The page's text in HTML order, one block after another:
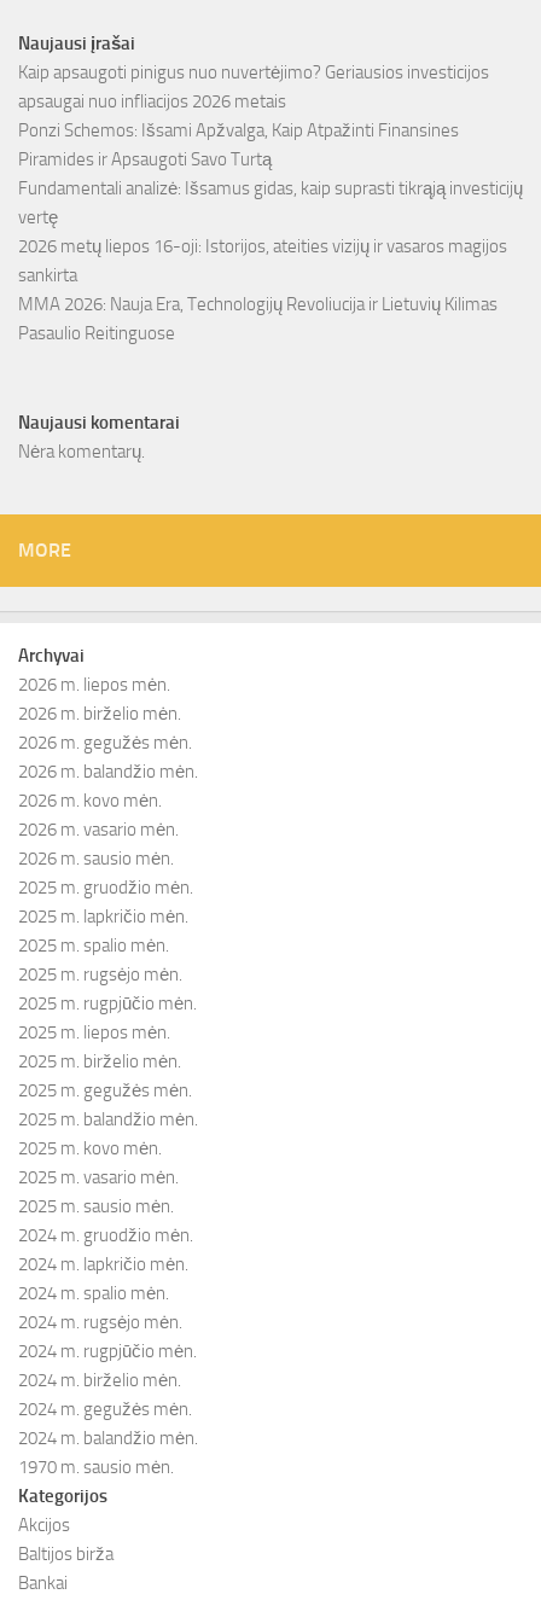
Naujausi įrašai
Kaip apsaugoti pinigus nuo nuvertėjimo? Geriausios investicijos
apsaugai nuo infliacijos 2026 metais
Ponzi Schemos: Išsami Apžvalga, Kaip Atpažinti Finansines
Piramides ir Apsaugoti Savo Turtą
Fundamentali analizė: Išsamus gidas, kaip suprasti tikrąją investicijų
vertę
2026 metų liepos 16-oji: Istorijos, ateities vizijų ir vasaros magijos
sankirta
MMA 2026: Nauja Era, Technologijų Revoliucija ir Lietuvių Kilimas
Pasaulio Reitinguose
Naujausi komentarai
Nėra komentarų.
MORE
Archyvai
2026 m. liepos mėn.
2026 m. birželio mėn.
2026 m. gegužės mėn.
2026 m. balandžio mėn.
2026 m. kovo mėn.
2026 m. vasario mėn.
2026 m. sausio mėn.
2025 m. gruodžio mėn.
2025 m. lapkričio mėn.
2025 m. spalio mėn.
2025 m. rugsėjo mėn.
2025 m. rugpjūčio mėn.
2025 m. liepos mėn.
2025 m. birželio mėn.
2025 m. gegužės mėn.
2025 m. balandžio mėn.
2025 m. kovo mėn.
2025 m. vasario mėn.
2025 m. sausio mėn.
2024 m. gruodžio mėn.
2024 m. lapkričio mėn.
2024 m. spalio mėn.
2024 m. rugsėjo mėn.
2024 m. rugpjūčio mėn.
2024 m. birželio mėn.
2024 m. gegužės mėn.
2024 m. balandžio mėn.
1970 m. sausio mėn.
Kategorijos
Akcijos
Baltijos birža
Bankai